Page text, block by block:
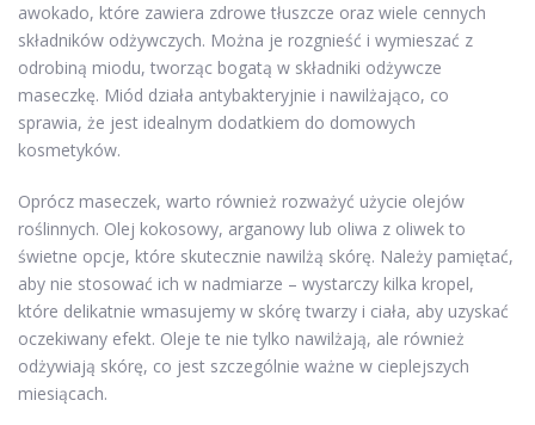
awokado, które zawiera zdrowe tłuszcze oraz wiele cennych
składników odżywczych. Można je rozgnieść i wymieszać z
odrobiną miodu, tworząc bogatą w składniki odżywcze
maseczkę. Miód działa antybakteryjnie i nawilżająco, co
sprawia, że jest idealnym dodatkiem do domowych
kosmetyków.
Oprócz maseczek, warto również rozważyć użycie olejów
roślinnych. Olej kokosowy, arganowy lub oliwa z oliwek to
świetne opcje, które skutecznie nawilżą skórę. Należy pamiętać,
aby nie stosować ich w nadmiarze – wystarczy kilka kropel,
które delikatnie wmasujemy w skórę twarzy i ciała, aby uzyskać
oczekiwany efekt. Oleje te nie tylko nawilżają, ale również
odżywiają skórę, co jest szczególnie ważne w cieplejszych
miesiącach.